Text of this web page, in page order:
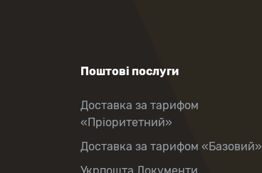
Поштові послуги
Доставка за тарифом
«Пріоритетний»
Доставка за тарифом «Базовий»